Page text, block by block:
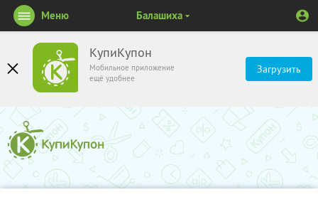
КупиКупон
Мобильное приложение
ещё удобнее
Загрузить
Меню Балашиха